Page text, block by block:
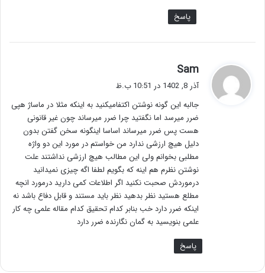
پاسخ
Sam
ف
:
آذر 8, 1402 در 10:51 ب.ظ
جالبه این گونه نوشتن اکتفامیکنید به اینکه مثلا در ماساژ هپی
ضرر میرسد اما نگفتید چرا ضرر میرساند چون غیر قانونی
هست پس ضرر میرساند اساسا اینگونه سخن گفتن بدون
دلیل هیچ ارزشی ندارد من خواستم در مورد این دو واژه
مطلبی بخوانم ولی این مطالب هیچ ارزشی نداشتند علت
نوشتن نظرم هم اینه که بگویم لطفا اگه چیزی نمیدانید
درموردش صحبت نکنید اگر اطلاعات کمی دارید درمورد انچه
مطلع هستید نظر بدهید نظر باید مستند و قابل دفاع باشد نه
اینکه ضرر دارد خب بنابر کدام تحقیق کدام مقاله علمی چه کار
علمی بنویسید به گمان نگارنده ضرر دارد
پاسخ